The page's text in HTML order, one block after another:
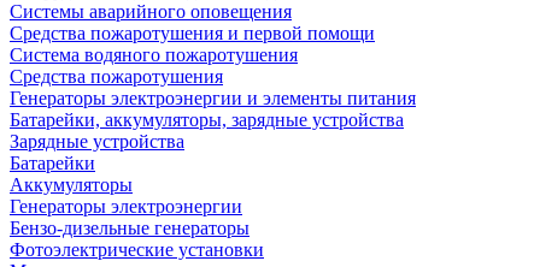
Системы аварийного оповещения
Средства пожаротушения и первой помощи
Система водяного пожаротушения
Средства пожаротушения
Генераторы электроэнергии и элементы питания
Батарейки, аккумуляторы, зарядные устройства
Зарядные устройства
Батарейки
Аккумуляторы
Генераторы электроэнергии
Бензо-дизельные генераторы
Фотоэлектрические установки